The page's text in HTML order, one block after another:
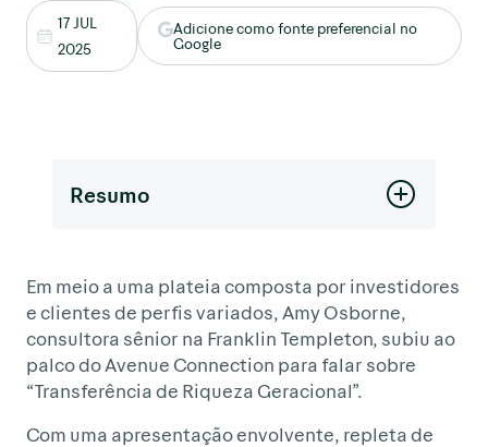
17 JUL
2025
Adicione como fonte preferencial no
Google
Resumo
Em meio a uma plateia composta por investidores
e clientes de perfis variados, Amy Osborne,
consultora sênior na Franklin Templeton, subiu ao
palco do Avenue Connection para falar sobre
“Transferência de Riqueza Geracional”.
Com uma apresentação envolvente, repleta de